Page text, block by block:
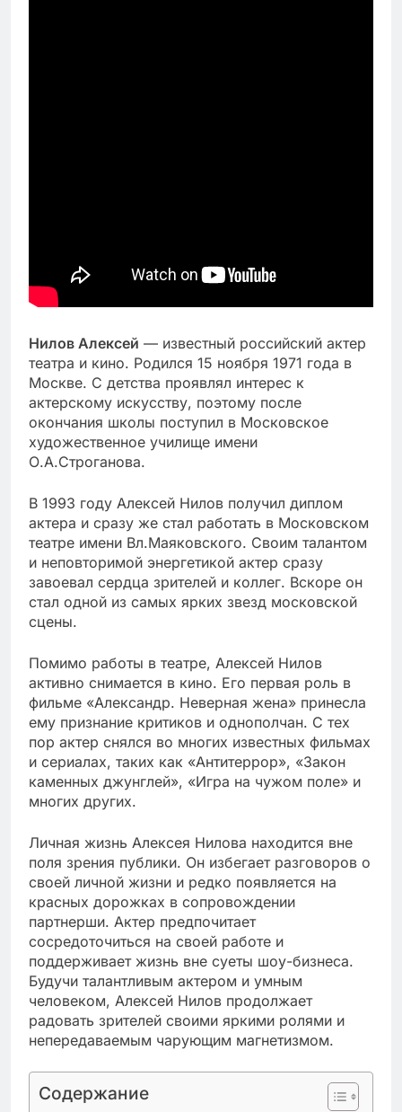
Нилов Алексей — известный российский актер
театра и кино. Родился 15 ноября 1971 года в
Москве. С детства проявлял интерес к
актерскому искусству, поэтому после
окончания школы поступил в Московское
художественное училище имени
О.А.Строганова.
В 1993 году Алексей Нилов получил диплом
актера и сразу же стал работать в Московском
театре имени Вл.Маяковского. Своим талантом
и неповторимой энергетикой актер сразу
завоевал сердца зрителей и коллег. Вскоре он
стал одной из самых ярких звезд московской
сцены.
Помимо работы в театре, Алексей Нилов
активно снимается в кино. Его первая роль в
фильме «Александр. Неверная жена» принесла
ему признание критиков и однополчан. С тех
пор актер снялся во многих известных фильмах
и сериалах, таких как «Антитеррор», «Закон
каменных джунглей», «Игра на чужом поле» и
многих других.
Личная жизнь Алексея Нилова находится вне
поля зрения публики. Он избегает разговоров о
своей личной жизни и редко появляется на
красных дорожках в сопровождении
партнерши. Актер предпочитает
сосредоточиться на своей работе и
поддерживает жизнь вне суеты шоу-бизнеса.
Будучи талантливым актером и умным
человеком, Алексей Нилов продолжает
радовать зрителей своими яркими ролями и
непередаваемым чарующим магнетизмом.
Содержание